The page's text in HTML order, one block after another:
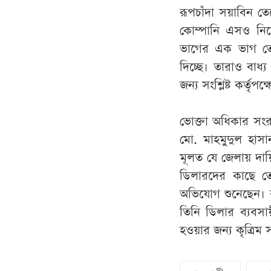
রূপচাঁদা সয়াবিন
কোম্পানি এসও
ভাগের এক ভাগ
দিচ্ছে। তারাও
জন্য সংশ্লিষ্ট
ভোক্তা অধিকার
মো. মাহমুদুল
মূলত যে জেলায়
ডিলারদের কাছে
অভিযোগ শুনেছেন।
তিনি ডিলার
হওয়ার জন্য কৃত্রিম